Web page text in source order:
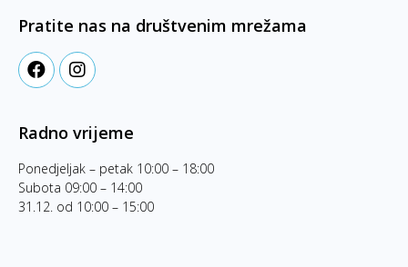
Pratite nas na društvenim mrežama
Radno vrijeme
Ponedjeljak – petak 10:00 – 18:00
Subota 09:00 – 14:00
31.12. od 10:00 – 15:00